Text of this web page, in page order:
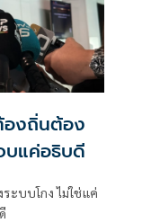
องถิ่นต้อง
บแค่อธิบดี
ะบบโกง ไม่ใช่แค่